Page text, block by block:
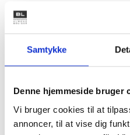
Samtykke
Denne hjemmeside bruger
Vi bruger cookies til at
annoncer, til at vise dig
kommuner mellem
andel af beboere i den
ligner den øvrige
overrepræsentation.